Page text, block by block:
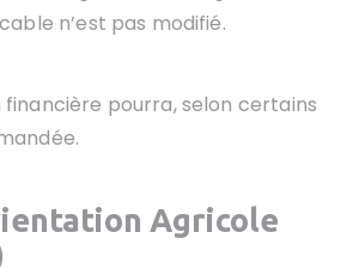
n’est pas modifié.
pourra, selon certains
Agricole